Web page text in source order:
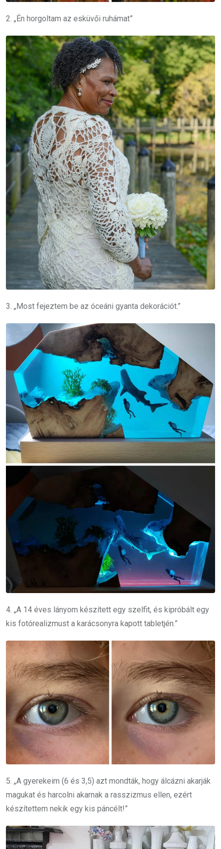
2. „Én horgoltam az esküvői ruhámat”
3. „Most fejeztem be az óceáni gyanta dekorációt.”
4. „A 14 éves lányom készített egy szelfit, és kipróbált egy
kis fotórealizmust a karácsonyra kapott tabletjén.”
5. „A gyerekeim (6 és 3,5) azt mondták, hogy álcázni akarják
magukat és harcolni akarnak a rasszizmus ellen, ezért
készítettem nekik egy kis páncélt!”